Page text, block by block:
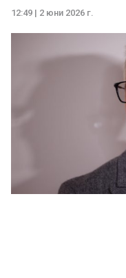
12:49 | 2 юни 2026 г.